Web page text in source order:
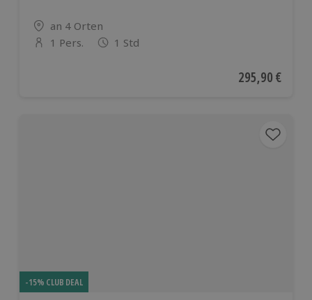
Standort
an 4 Orten
Anzahl der Teilnehmer
1 Pers. 1 Std
Aktueller Preis
295,90 €
-15% CLUB DEAL